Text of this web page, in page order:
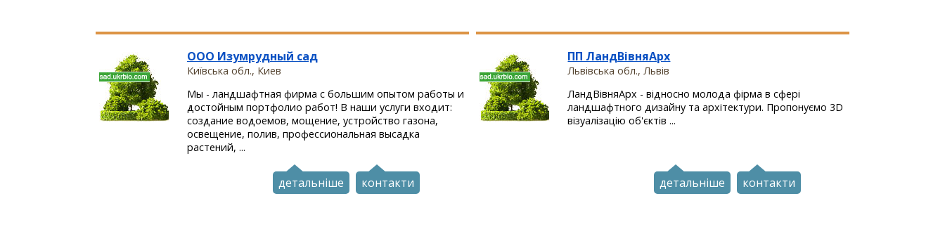
ООО Изумрудный сад
Київська обл., Киев
Мы - ландшафтная фирма с большим опытом работы и
достойным портфолио работ! В наши услуги входит:
создание водоемов, мощение, устройство газона,
освещение, полив, профессиональная высадка
растений, ...
детальніше контакти
ПП ЛандВівняАрх
Львівська обл., Львів
ЛандВівняАрх - відносно молода фірма в сфері
ландшафтного дизайну та архітектури. Пропонуємо 3D
візуалізацію об'єктів ...
детальніше контакти